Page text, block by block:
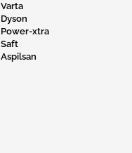
Varta
Dyson
Power-xtra
Saft
Aspilsan